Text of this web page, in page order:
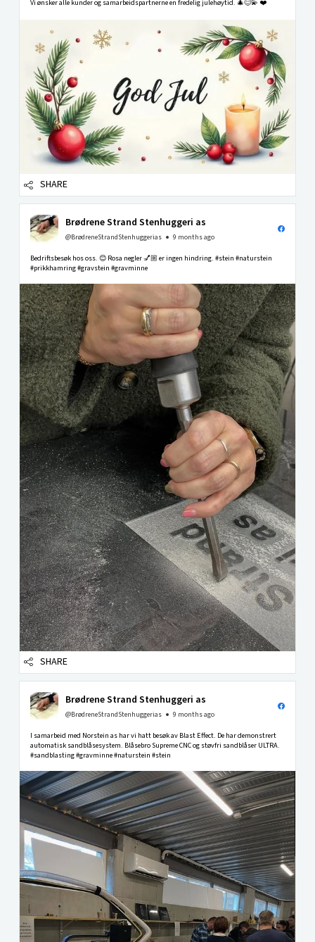
Vi ønsker alle kunder og samarbeidspartnerne en fredelig julehøytid. 🎄😊💫 ❤️
SHARE
Brødrene Strand Stenhuggeri as
@BrødreneStrandStenhuggerias 9 months ago
Bedriftsbesøk hos oss. 😊 Rosa negler 💅🏼 er ingen hindring. #stein #naturstein
#prikkhamring #gravstein #gravminne
SHARE
Brødrene Strand Stenhuggeri as
@BrødreneStrandStenhuggerias 9 months ago
I samarbeid med Norstein as har vi hatt besøk av Blast Effect. De har demonstrert
automatisk sandblåsesystem. Blåsebro Supreme CNC og støvfri sandblåser ULTRA.
#sandblasting #gravminne #naturstein #stein